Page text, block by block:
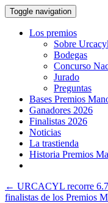
Toggle navigation
Los premios
Sobre Urcacyl
Bodegas
Concurso
Jurado
Preguntas
Bases Premios
Ganadores 2026
Finalistas 2026
Noticias
La trastienda
Historia Premios
← URCACYL recorre
finalistas de los Premios